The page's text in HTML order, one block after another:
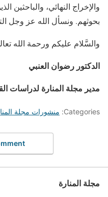
والإخراج النهائي، والباحثين
بحوثهم. ونسأل الله عز وجل
والسَّلام عليكم ورحمة الله
الدكتور رضوان العنبي
مدير مجلة المنارة لدراسات
Categories: منشورات مجلة
مجلة المنارة